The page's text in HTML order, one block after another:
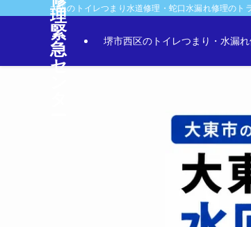
大阪のトイレつまり水道修理・蛇口水漏れ修理のト
理
緊
急
セ
堺市西区のトイレつまり・水漏